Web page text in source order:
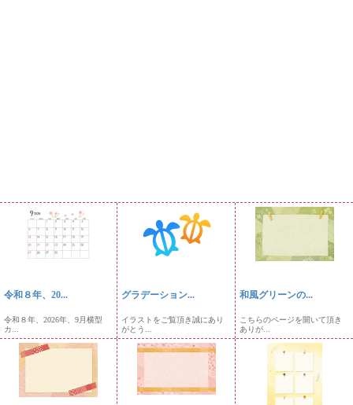
令和８年、20...
令和８年、2026年、9月横型
カ...
グラデーション...
イラストをご覧頂き誠にあり
がとう...
和風グリーンの...
こちらのページを開いて頂き
ありが...